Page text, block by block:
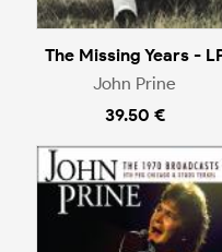
The Missing Years -
John Prine
39.50 €